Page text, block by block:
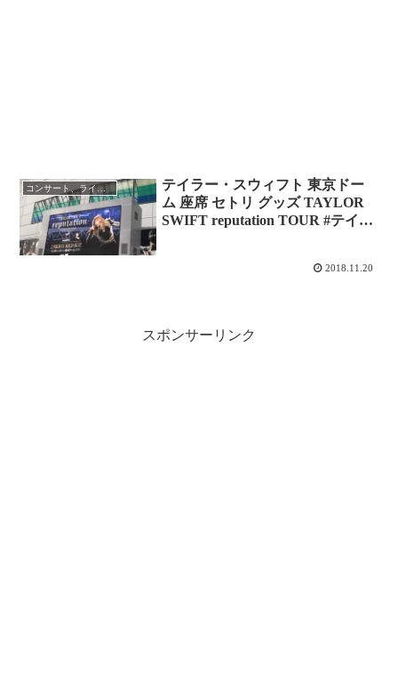
コンサート、ライブレポ
テイラー・スウィフト 東京ドー
ム 座席 セトリ グッズ TAYLOR
SWIFT reputation TOUR #テイラ
2018.11.20
スポンサーリンク